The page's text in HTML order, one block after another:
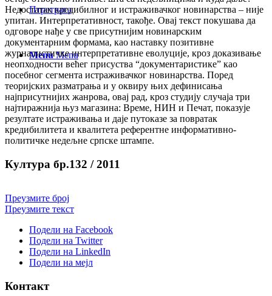
Птретрага
Menu Menu
Недостатак кредибилног и истраживачког новинарства – није
упитан. Интерпретативност, такође. Овај текст покушава да
одговоре нађе у све присутнијим новинарским
документарним формама, као наставку позитивне
журналистичке интерпретативне еволуције, кроз доказивање
неопходности већег присуства “документаристике” као
посебног сегмента истраживачког новинарства. Поред
теоријских разматрања и у оквиру њих дефинисања
најприсутнијих жанрова, овај рад, кроз студију случаја три
најтиражнија њуз магазина: Време, НИН и Печат, показује
резултате истраживања и даје путоказе за повратак
кредибилитета и квалитета референтне информативно-
политичке недељне српске штампе.
Култура бр.132 / 2011
Преузмите број
Преузмите текст
Подели на Facebook
Подели на Twitter
Подели на LinkedIn
Подели на мејл
Контакт